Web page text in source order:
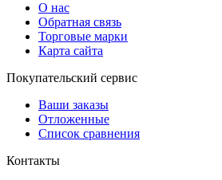
О нас
Обратная связь
Торговые марки
Карта сайта
Покупательский сервис
Ваши заказы
Отложенные
Список сравнения
Контакты